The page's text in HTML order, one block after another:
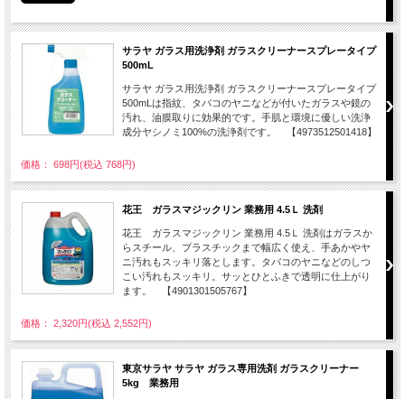
サラヤ ガラス用洗浄剤 ガラスクリーナースプレータイプ
500mL
サラヤ ガラス用洗浄剤 ガラスクリーナースプレータイプ
500mLは指紋、タバコのヤニなどが付いたガラスや鏡の
汚れ、油膜取りに効果的です。手肌と環境に優しい洗浄
成分ヤシノミ100%の洗浄剤です。 【4973512501418】
価格： 698円(税込 768円)
花王 ガラスマジックリン 業務用 4.5Ｌ 洗剤
花王 ガラスマジックリン 業務用 4.5Ｌ 洗剤はガラスか
らスチール、プラスチックまで幅広く使え、手あかやヤ
ニ汚れもスッキリ落とします。タバコのヤニなどのしつ
こい汚れもスッキリ。サッとひとふきで透明に仕上がり
ます。 【4901301505767】
価格： 2,320円(税込 2,552円)
東京サラヤ サラヤ ガラス専用洗剤 ガラスクリーナー
5kg 業務用